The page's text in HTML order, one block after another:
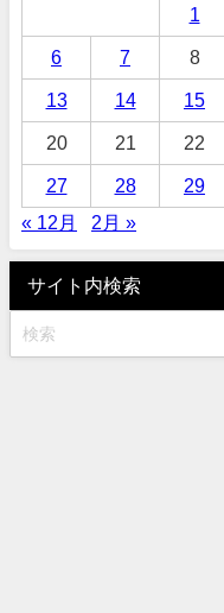
1
6 7 8
13 14 15
20 21 22
27 28 29
« 12月
2月 »
サイト内検索